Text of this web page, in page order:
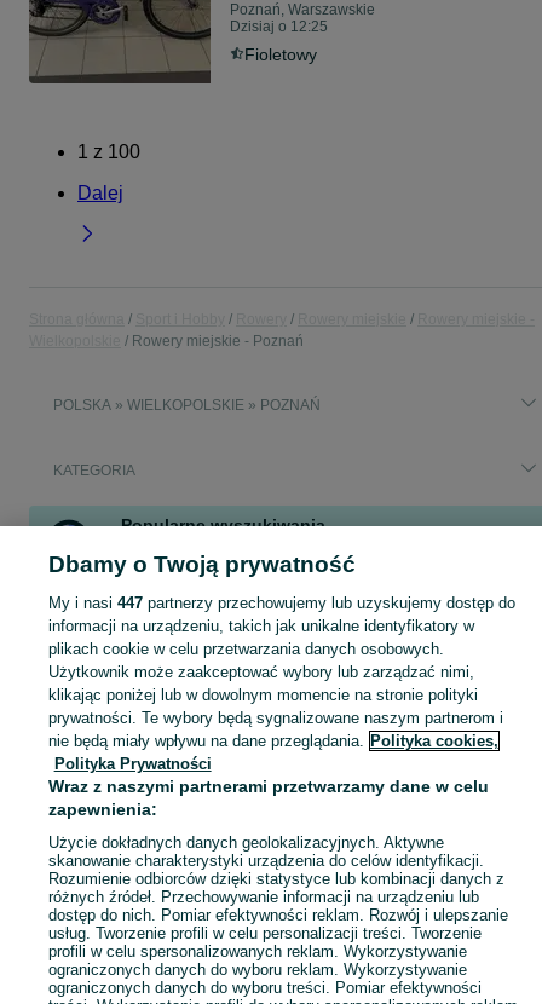
Poznań, Warszawskie
Dzisiaj o 12:25
Fioletowy
1 z 100
Dalej
Rowery miejskie - Poznań
POLSKA » WIELKOPOLSKIE » POZNAŃ
KATEGORIA
Popularne wyszukiwania
kross rower miejski damski rower trójkołowy
Sprzedaż rowerów miejskich Poznań ▶️ Aktualne oferty nowe i używane ✅ Szeroki wybór produktów w najlepszych cenach ✌ Sprawdź oferty na OLX.pl!
Mapa kategorii
Mapa miejscowości
Mapa ministron
Popularne wyszukiwania
Dbamy o Twoją prywatność
My i nasi 447partnerzy przechowujemy lub uzyskujemy dostęp do
informacji na urządzeniu, takich jak unikalne identyfikatory w
plikach cookie w celu przetwarzania danych osobowych.
Użytkownik może zaakceptować wybory lub zarządzać nimi,
klikając poniżej lub w dowolnym momencie na stronie polityki
prywatności. Te wybory będą sygnalizowane naszym partnerom i
nie będą miały wpływu na dane przeglądania. Polityka cookies,
Polityka Prywatności
Wraz z naszymi partnerami przetwarzamy dane w celu
zapewnienia:
Użycie dokładnych danych geolokalizacyjnych. Aktywne
skanowanie charakterystyki urządzenia do celów identyfikacji.
Rozumienie odbiorców dzięki statystyce lub kombinacji danych z
różnych źródeł. Przechowywanie informacji na urządzeniu lub
dostęp do nich. Pomiar efektywności reklam. Rozwój i ulepszanie
usług. Tworzenie profili w celu personalizacji treści. Tworzenie
profili w celu spersonalizowanych reklam. Wykorzystywanie
ograniczonych danych do wyboru reklam. Wykorzystywanie
ograniczonych danych do wyboru treści. Pomiar efektywności